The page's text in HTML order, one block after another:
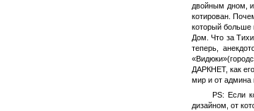
двойным дном,
котирован.
который больше
Дом. Что за
теперь,
ДАРКНЕТ, как
мир и от админа
PS: Если
дизайном, от